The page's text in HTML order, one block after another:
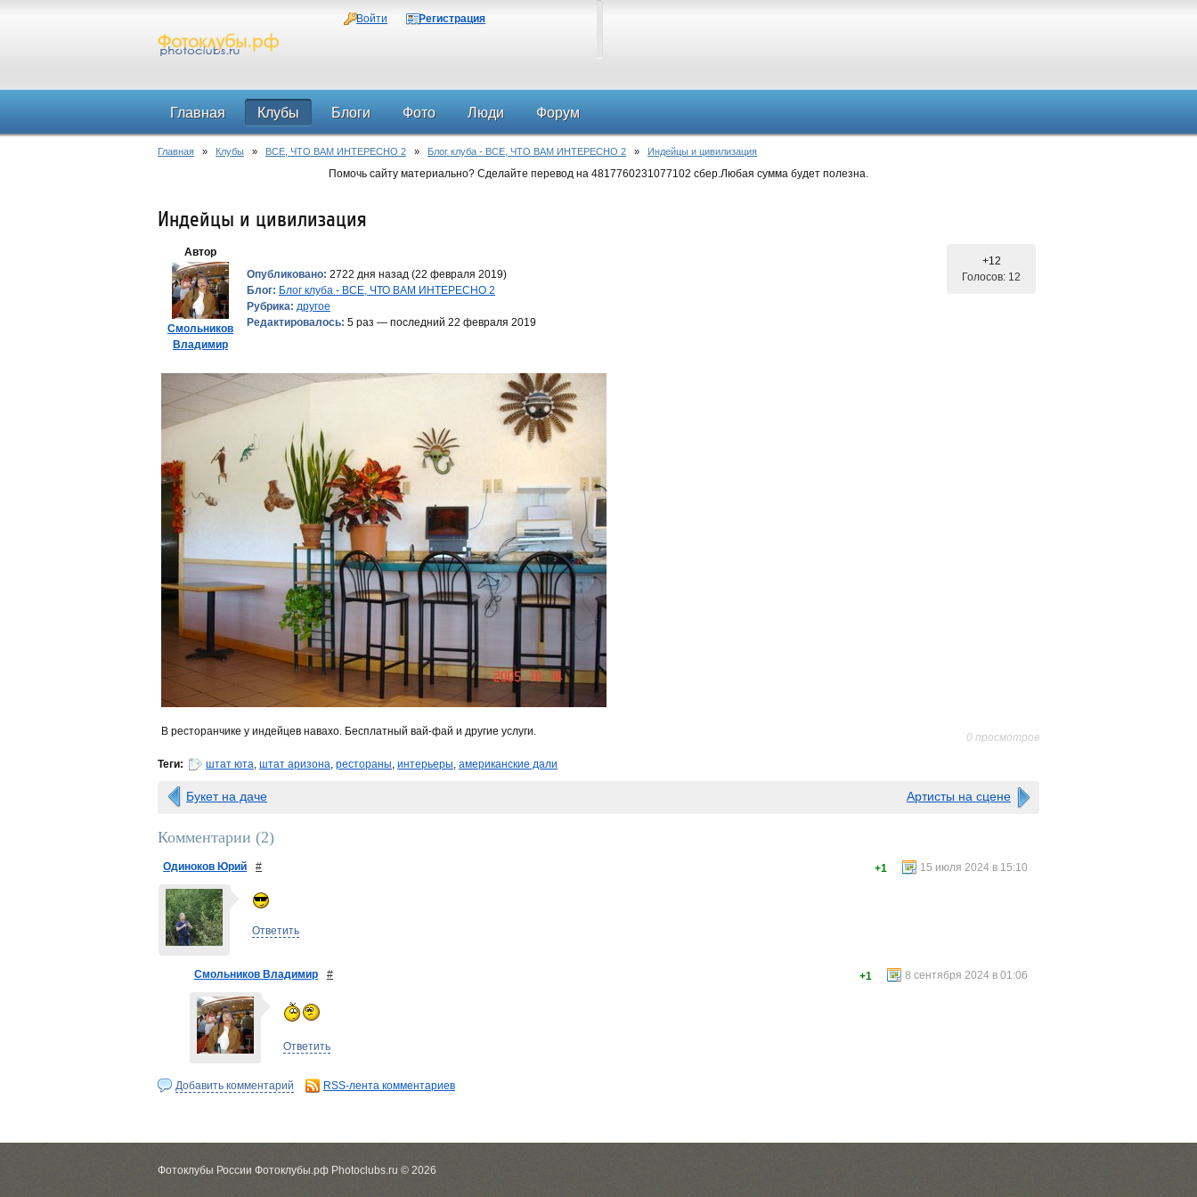
Войти Регистрация
Главная Клубы Блоги Фото Люди Форум
Главная » Клубы » ВСЕ, ЧТО ВАМ ИНТЕРЕСНО 2 » Блог клуба - ВСЕ, ЧТО ВАМ ИНТЕРЕСНО 2 » Индейцы и цивилизация
Помочь сайту материально? Сделайте перевод на 4817760231077102 сбер.Любая сумма будет полезна.
Индейцы и цивилизация
Автор
Смольников
Владимир
Опубликовано: 2722 дня назад (22 февраля 2019)
Блог: Блог клуба - ВСЕ, ЧТО ВАМ ИНТЕРЕСНО 2
Рубрика: другое
Редактировалось: 5 раз — последний 22 февраля 2019
+12
Голосов: 12
В ресторанчике у индейцев навахо. Бесплатный вай-фай и другие услуги. 0 просмотров
Теги: штат юта, штат аризона, рестораны, интерьеры, американские дали
Букет на даче Артисты на сцене
Комментарии (2)
Одиноков Юрий # 15 июля 2024 в 15:10
+1
Ответить
Смольников Владимир # 8 сентября 2024 в 01:06
+1
Ответить
Добавить комментарий RSS-лента комментариев
Фотоклубы России Фотоклубы.рф Photoclubs.ru © 2026